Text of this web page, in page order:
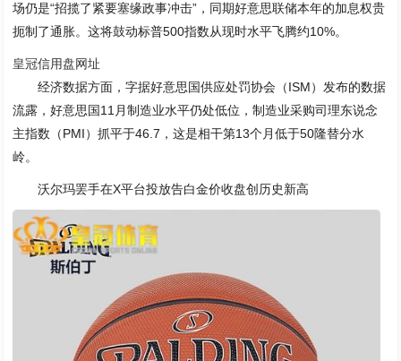
场仍是“招揽了紧要塞缘政事冲击”，同期好意思联储本年的加息权贵
扼制了通胀。这将鼓动标普500指数从现时水平飞腾约10%。
皇冠信用盘网址
经济数据方面，字据好意思国供应处罚协会（ISM）发布的数据
流露，好意思国11月制造业水平仍处低位，制造业采购司理东说念
主指数（PMI）抓平于46.7，这是相干第13个月低于50隆替分水
岭。
沃尔玛罢手在X平台投放告白金价收盘创历史新高